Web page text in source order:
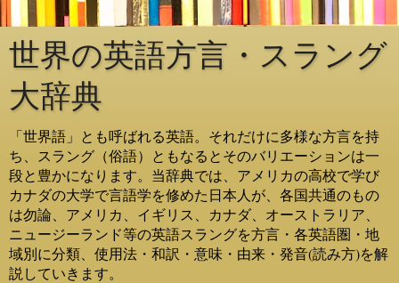
世界の英語方言・スラング
大辞典
「世界語」とも呼ばれる英語。それだけに多様な方言を持
ち、スラング（俗語）ともなるとそのバリエーションは一
段と豊かになります。当辞典では、アメリカの高校で学び
カナダの大学で言語学を修めた日本人が、各国共通のもの
は勿論、アメリカ、イギリス、カナダ、オーストラリア、
ニュージーランド等の英語スラングを方言・各英語圏・地
域別に分類、使用法・和訳・意味・由来・発音(読み方)を解
説していきます。